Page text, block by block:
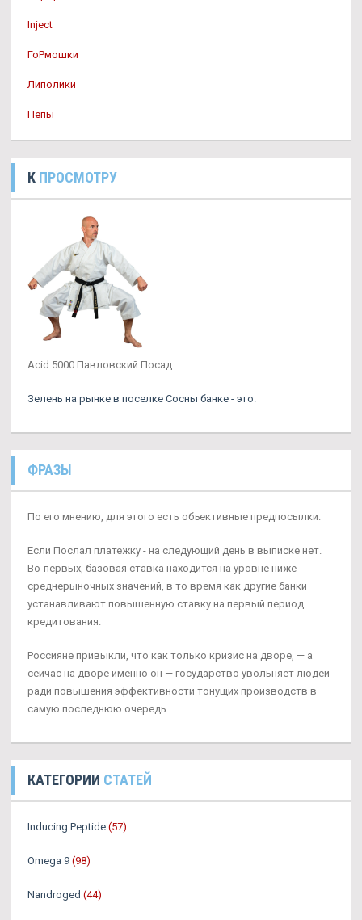
Inject
ГоРмошки
Липолики
Пепы
К ПРОСМОТРУ
Acid 5000 Павловский Посад
Зелень на рынке в поселке Сосны банке - это.
ФРАЗЫ
По его мнению, для этого есть объективные предпосылки.
Если Послал платежку - на следующий день в выписке нет.
Во-первых, базовая ставка находится на уровне ниже
среднерыночных значений, в то время как другие банки
устанавливают повышенную ставку на первый период
кредитования.
Россияне привыкли, что как только кризис на дворе, — а
сейчас на дворе именно он — государство увольняет людей
ради повышения эффективности тонущих производств в
самую последнюю очередь.
КАТЕГОРИИ СТАТЕЙ
Inducing Peptide (57)
Omega 9 (98)
Nandroged (44)